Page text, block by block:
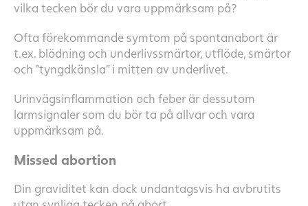
vilka tecken bör du vara uppmärksam på?
Ofta förekommande symtom på spontanabort är
t.ex. blödning och underlivssmärtor, utflöde, smärtor
och ”tyngdkänsla” i mitten av underlivet.
Urinvägsinflammation och feber är dessutom
larmsignaler som du bör ta på allvar och vara
uppmärksam på.
Missed abortion
Din graviditet kan dock undantagsvis ha avbrutits